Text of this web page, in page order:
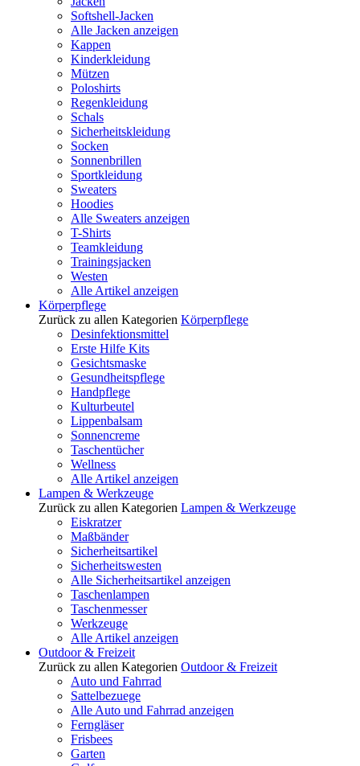
Softshell-Jacken
Alle Jacken anzeigen
Kappen
Kinderkleidung
Mützen
Poloshirts
Regenkleidung
Schals
Sicherheitskleidung
Socken
Sonnenbrillen
Sportkleidung
Sweaters
Hoodies
Alle Sweaters anzeigen
T-Shirts
Teamkleidung
Trainingsjacken
Westen
Alle Artikel anzeigen
Körperpflege
Zurück zu allen Kategorien Körperpflege
Desinfektionsmittel
Erste Hilfe Kits
Gesichtsmaske
Gesundheitspflege
Handpflege
Kulturbeutel
Lippenbalsam
Sonnencreme
Taschentücher
Wellness
Alle Artikel anzeigen
Lampen & Werkzeuge
Zurück zu allen Kategorien Lampen & Werkzeuge
Eiskratzer
Maßbänder
Sicherheitsartikel
Sicherheitswesten
Alle Sicherheitsartikel anzeigen
Taschenlampen
Taschenmesser
Werkzeuge
Alle Artikel anzeigen
Outdoor & Freizeit
Zurück zu allen Kategorien Outdoor & Freizeit
Auto und Fahrrad
Sattelbezuege
Alle Auto und Fahrrad anzeigen
Ferngläser
Frisbees
Garten